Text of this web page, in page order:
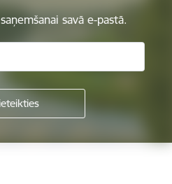
savā e-pastā.